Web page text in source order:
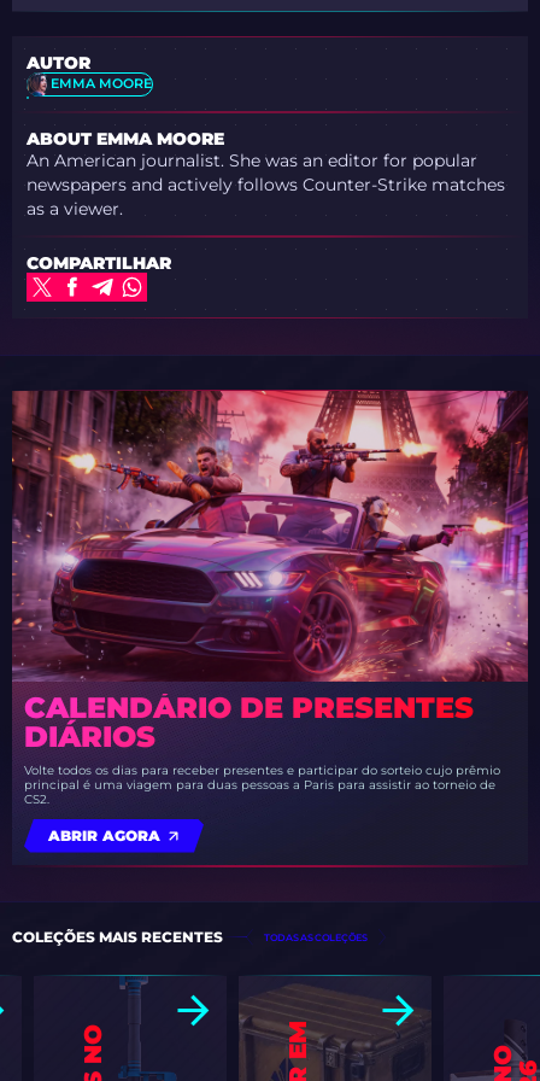
AUTOR
EMMA MOORE
ABOUT EMMA MOORE
An American journalist. She was an editor for popular
newspapers and actively follows Counter-Strike matches
as a viewer.
COMPARTILHAR
CALENDÁRIO DE PRESENTES
DIÁRIOS
Volte todos os dias para receber presentes e participar do sorteio cujo prêmio
principal é uma viagem para duas pessoas a Paris para assistir ao torneio de
CS2.
ABRIR AGORA
COLEÇÕES MAIS RECENTES TODAS AS COLEÇÕES